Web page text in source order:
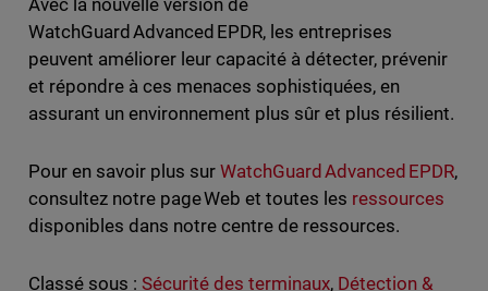
Avec la nouvelle version de
WatchGuard Advanced EPDR, les entreprises
peuvent améliorer leur capacité à détecter, prévenir
et répondre à ces menaces sophistiquées, en
assurant un environnement plus sûr et plus résilient.
Pour en savoir plus sur WatchGuard Advanced EPDR,
consultez notre page Web et toutes les ressources
disponibles dans notre centre de ressources.
Classé sous : Sécurité des terminaux, Détection &